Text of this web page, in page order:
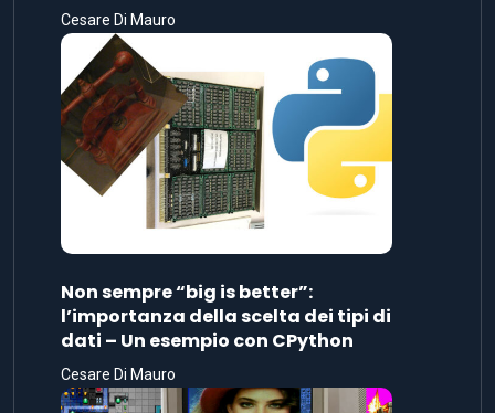
Cesare Di Mauro
Non sempre “big is better”:
l’importanza della scelta dei tipi di
dati – Un esempio con CPython
Cesare Di Mauro